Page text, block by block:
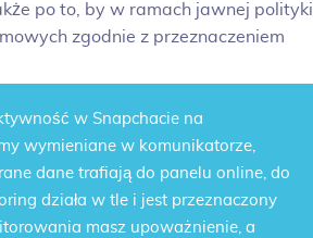
po to, by w ramach jawnej polityki
zgodnie z przeznaczeniem
w Snapchacie na
wymieniane w komunikatorze,
dane trafiają do panelu online, do
działa w tle i jest przeznaczony
masz upoważnienie, a